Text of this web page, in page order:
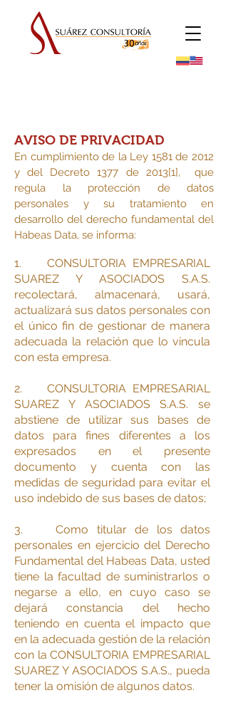
AVISO DE PRIVACIDAD
En cumplimiento de la Ley 1581 de 2012
y del Decreto 1377 de 2013[1], que
regula la protección de datos
personales y su tratamiento en
desarrollo del derecho fundamental del
Habeas Data, se informa:
1. CONSULTORIA EMPRESARIAL
SUAREZ Y ASOCIADOS S.A.S.
recolectará, almacenará, usará,
actualizará sus datos personales con
el único fin de gestionar de manera
adecuada la relación que lo vincula
con esta empresa.
2. CONSULTORIA EMPRESARIAL
SUAREZ Y ASOCIADOS S.A.S. se
abstiene de utilizar sus bases de
datos para fines diferentes a los
expresados en el presente
documento y cuenta con las
medidas de seguridad para evitar el
uso indebido de sus bases de datos;
3. Como titular de los datos
personales en ejercicio del Derecho
Fundamental del Habeas Data, usted
tiene la facultad de suministrarlos o
negarse a ello, en cuyo caso se
dejará constancia del hecho
teniendo en cuenta el impacto que
en la adecuada gestión de la relación
con la CONSULTORIA EMPRESARIAL
SUAREZ Y ASOCIADOS S.A.S., pueda
tener la omisión de algunos datos.